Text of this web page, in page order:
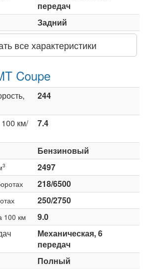
передач
Задний
все характеристики
Coupe
244
км/
7.4
Бензиновый
3
2497
218/6500
250/2750
100 км
9.0
Механическая, 6
передач
Полный